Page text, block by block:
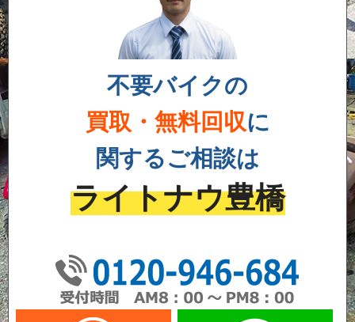
不要バイクの
買取・無料回収に
関するご相談は
ライトナウ豊橋
メールでお問い合わせ